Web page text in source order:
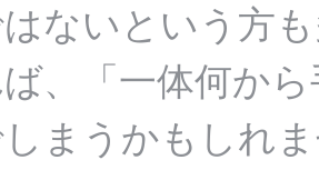
ないという方
、「一体何か
まうかもしれ